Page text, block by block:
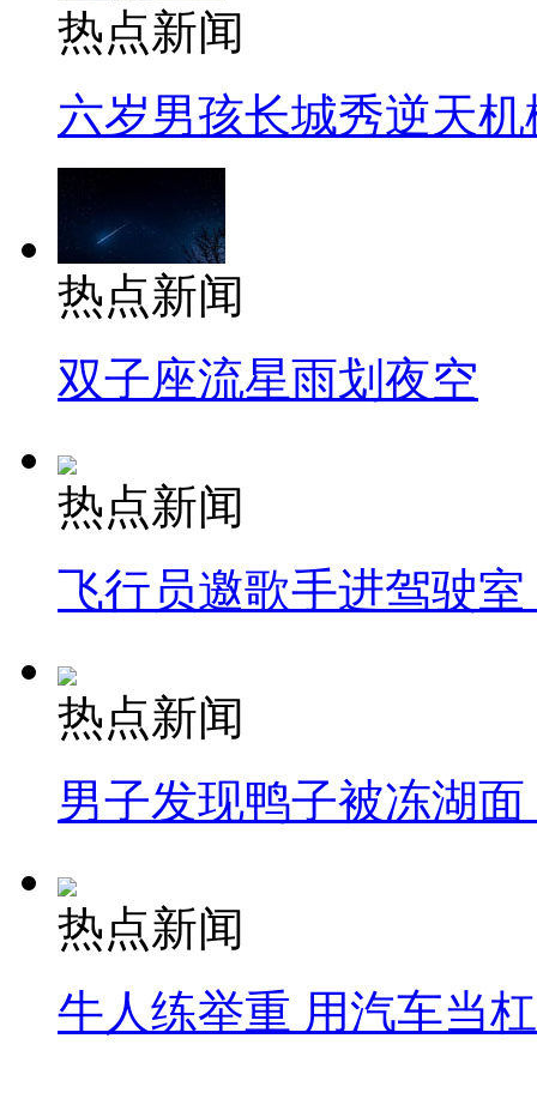
热点新闻
六岁男孩长城秀逆天机
热点新闻
双子座流星雨划夜空
热点新闻
飞行员邀歌手进驾驶
热点新闻
男子发现鸭子被冻湖
热点新闻
牛人练举重 用汽车当